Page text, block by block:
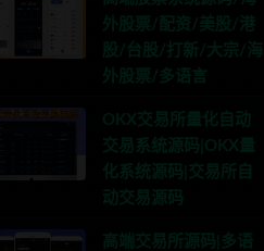
外股票/配资/美股/港
股/台股/打新/大宗/海
外股票/多语言
OKX交易所量化自动
交易系统源码|OKX量
化系统源码|交易所自
动交易源码
高端交易所源码|多语